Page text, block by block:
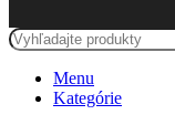
Menu
Kategórie